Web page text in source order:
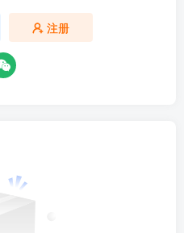
注册